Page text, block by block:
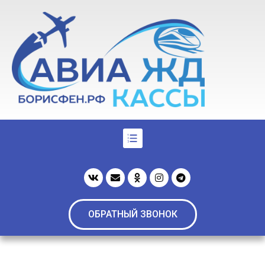
ОБРАТНЫЙ ЗВОНОК